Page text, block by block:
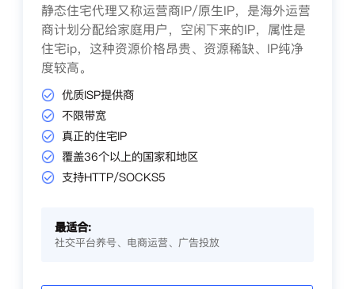
静态住宅代理又称运营商IP/原生IP，是海外运营
商计划分配给家庭用户，空闲下来的IP，属性是
住宅ip，这种资源价格昂贵、资源稀缺、IP纯净
度较高。
优质ISP提供商
不限带宽
真正的住宅IP
覆盖36个以上的国家和地区
支持HTTP/SOCKS5
最适合:
社交平台养号、电商运营、广告投放